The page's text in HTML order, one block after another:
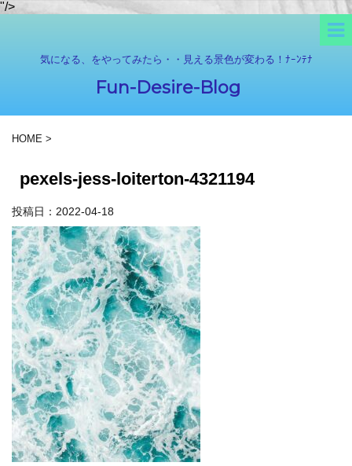
"/>
気になる、をやってみたら・・見える景色が変わる！ﾅｰﾝﾃﾅ
Fun-Desire-Blog
HOME >
pexels-jess-loiterton-4321194
投稿日： 2022-04-18